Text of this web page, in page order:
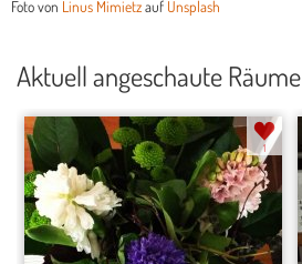
Foto von Linus Mimietzauf Unsplash
Aktuell angeschaute Räume
1